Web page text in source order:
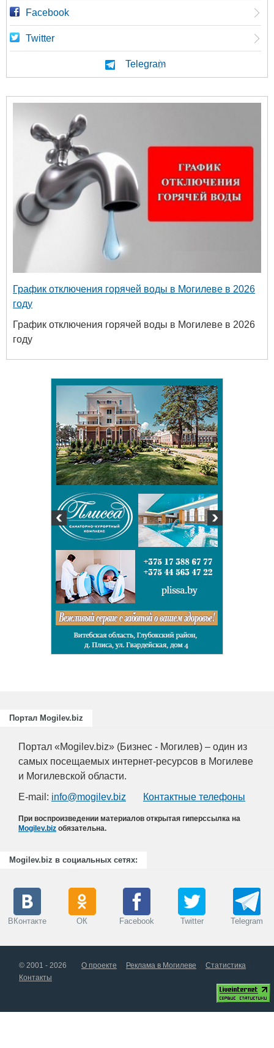
Facebook
Twitter
Telegram
График отключения горячей воды в Могилеве в 2026
году
График отключения горячей воды в Могилеве в 2026
году
Белорусский
университет
химических
+375 222 63-92-70, +375
Подготовка,
повышение квалификации
для пищевых и
отраслей АПК, а также
химической
Портал Mogilev.biz
Портал «Mogilev.biz» (Бизнес - Могилев) – один из
самых посещаемых интернет-ресурсов в Могилеве
и Могилевской области.
E-mail: info@mogilev.biz Контактные телефоны
При воспроизведении материалов открытая гиперссылка на
Mogilev.biz обязательна.
Mogilev.biz в социальных сетях:
ВКонтакте ОК Facebook Twitter Telegram
© 2001 - 2026 О проекте Реклама в Могилеве
Статистика
Контакты